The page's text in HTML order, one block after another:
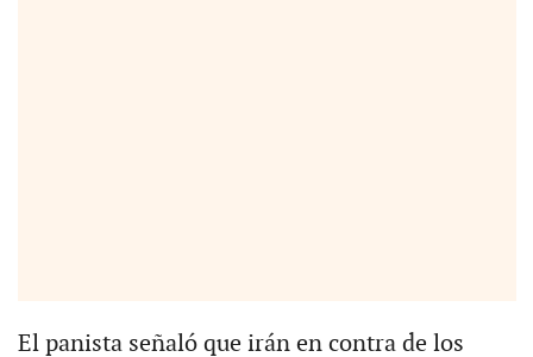
El panista señaló que irán en contra de los